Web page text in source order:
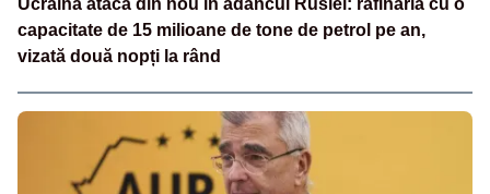
Ucraina atacă din nou în adâncul Rusiei: rafinăria cu o
capacitate de 15 milioane de tone de petrol pe an,
vizată două nopți la rând